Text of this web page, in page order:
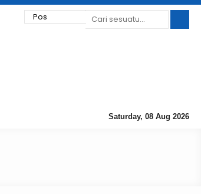
Saturday, 08 Aug 2026